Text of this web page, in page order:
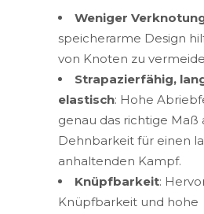
Weniger
speicherarme Design
von Knoten zu
Strapazierfähig,
elastisch: Hohe
genau das richtige Maß
Dehnbarkeit für einen
anhaltenden Kampf.
Knüpfbarkeit:
Knüpfbarkeit und hohe